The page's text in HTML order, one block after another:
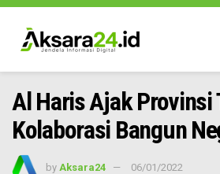
Al Haris Ajak Provinsi
Kolaborasi Bangun
by Aksara24 06/01/2022